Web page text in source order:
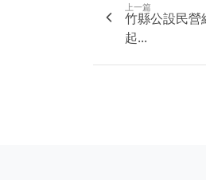
上一篇
竹縣公設民營
起...